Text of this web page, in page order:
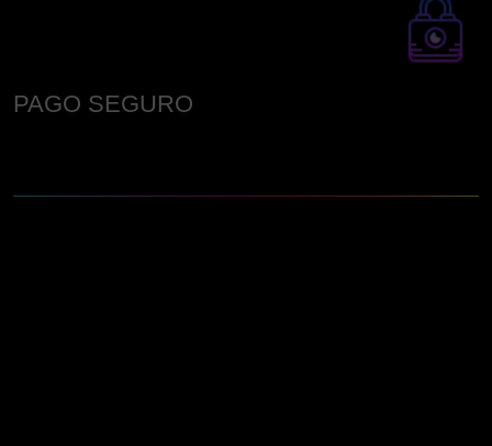
PAGO SEGURO